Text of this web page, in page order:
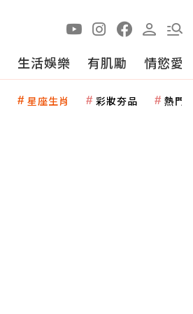
生活娛樂 有肌勵 情慾愛
星座生肖 彩妝夯品 熱門